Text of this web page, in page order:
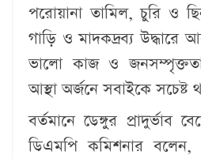
পরোয়ানা তামিল, চুরি ও
গাড়ি ও মাদকদ্রব্য উদ্ধারে
ভালো কাজ ও
আস্থা অর্জনে সবাইকে সচেষ্ট
বর্তমানে ডেঙ্গুর প্রাদুর্ভাব
ডিএমপি কমিশনার